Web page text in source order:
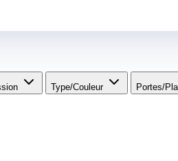
Type/Couleur Portes/